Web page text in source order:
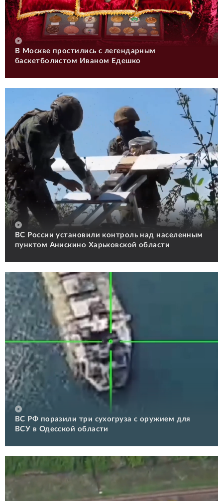
В Москве простились с легендарным
баскетболистом Иваном Едешко
ВС России установили контроль над населенным
пунктом Анискино Харьковской области
ВС РФ поразили три сухогруза с оружием для
ВСУ в Одесской области